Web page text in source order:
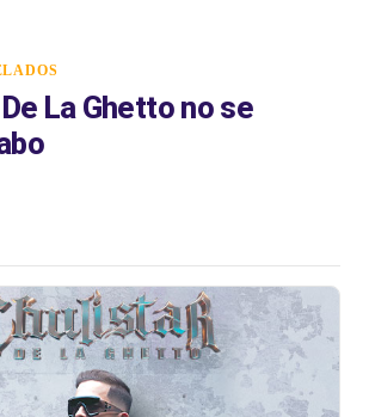
La Ghetto no se